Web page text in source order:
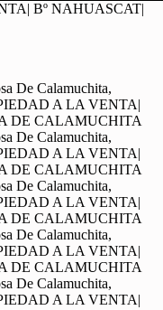
Bº NAHUASCAT|